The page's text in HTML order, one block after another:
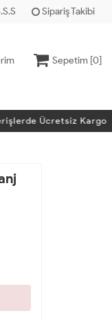
Sipariş Takibi
Sepetim [0]
Ücretsiz Kargo